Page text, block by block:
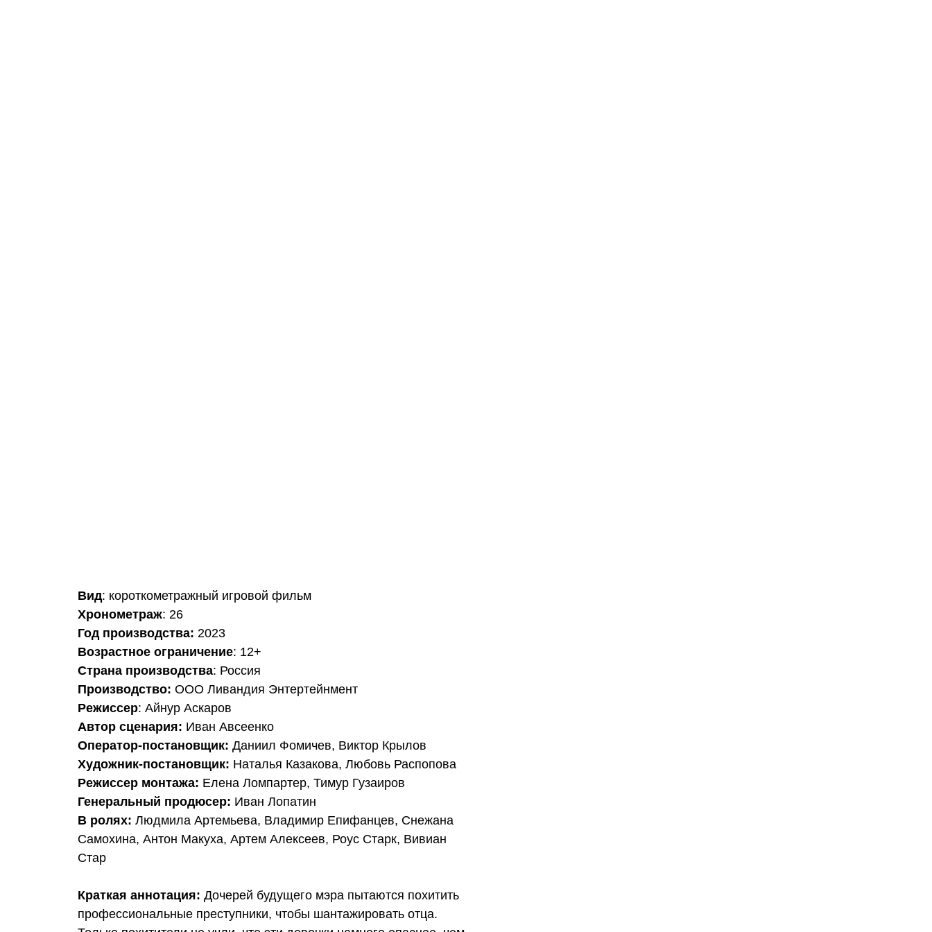
Вид: короткометражный игровой фильм
Хронометраж: 26
Год производства: 2023
Возрастное ограничение: 12+
Страна производства: Россия
Производство: ООО Ливандия Энтертейнмент
Режиссер: Айнур Аскаров
Автор сценария: Иван Авсеенко
Оператор-постановщик: Даниил Фомичев, Виктор Крылов
Художник-постановщик: Наталья Казакова, Любовь Распопова
Режиссер монтажа: Елена Ломпартер, Тимур Гузаиров
Генеральный продюсер: Иван Лопатин
В ролях: Людмила Артемьева, Владимир Епифанцев, Снежана
Самохина, Антон Макуха, Артем Алексеев, Роус Старк, Вивиан
Стар
Краткая аннотация: Дочерей будущего мэра пытаются похитить
профессиональные преступники, чтобы шантажировать отца.